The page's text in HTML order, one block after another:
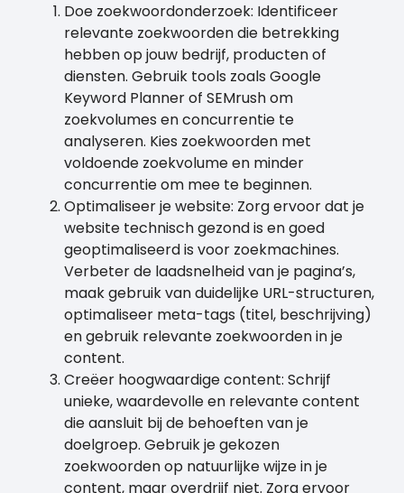
Doe zoekwoordonderzoek: Identificeer
relevante zoekwoorden die betrekking
hebben op jouw bedrijf, producten of
diensten. Gebruik tools zoals Google
Keyword Planner of SEMrush om
zoekvolumes en concurrentie te
analyseren. Kies zoekwoorden met
voldoende zoekvolume en minder
concurrentie om mee te beginnen.
Optimaliseer je website: Zorg ervoor dat je
website technisch gezond is en goed
geoptimaliseerd is voor zoekmachines.
Verbeter de laadsnelheid van je pagina’s,
maak gebruik van duidelijke URL-structuren,
optimaliseer meta-tags (titel, beschrijving)
en gebruik relevante zoekwoorden in je
content.
Creëer hoogwaardige content: Schrijf
unieke, waardevolle en relevante content
die aansluit bij de behoeften van je
doelgroep. Gebruik je gekozen
zoekwoorden op natuurlijke wijze in je
content, maar overdrijf niet. Zorg ervoor